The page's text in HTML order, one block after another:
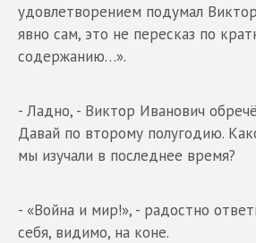
удовлетворением подумал
явно сам, это не пересказ по
содержанию…».
- Ладно, - Виктор Иванович
Давай по второму полугодию.
мы изучали в последнее время?
- «Война и мир!», - радостно
себя, видимо, на коне.